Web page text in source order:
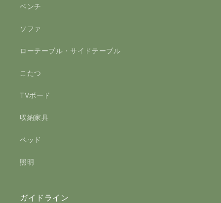
ベンチ
ソファ
ローテーブル・サイドテーブル
こたつ
TVボード
収納家具
ベッド
照明
ガイドライン